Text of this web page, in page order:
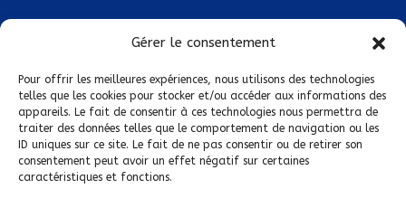
Gérer le consentement
Pour offrir les meilleures expériences, nous utilisons des technologies
telles que les cookies pour stocker et/ou accéder aux informations des
appareils. Le fait de consentir à ces technologies nous permettra de
traiter des données telles que le comportement de navigation ou les
ID uniques sur ce site. Le fait de ne pas consentir ou de retirer son
consentement peut avoir un effet négatif sur certaines
caractéristiques et fonctions.
Devenez Délégué·e Régional·e !
Trouvez-nous près de chez vous !
Mentions légales
Conditions générales de vente
Politique de confidentialité